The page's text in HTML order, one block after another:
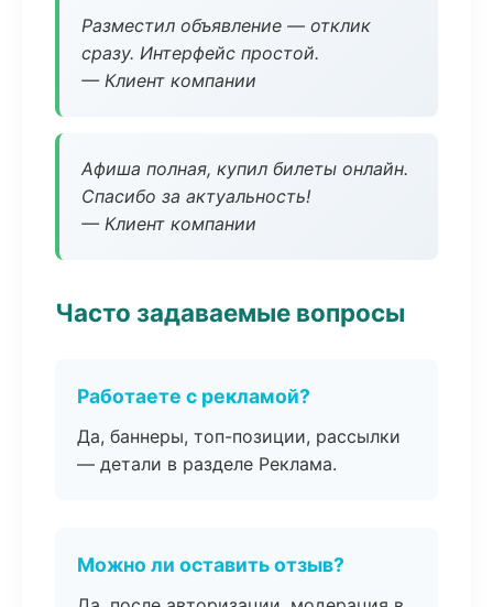
Разместил объявление — отклик
сразу. Интерфейс простой.
— Клиент компании
Афиша полная, купил билеты онлайн.
Спасибо за актуальность!
— Клиент компании
Часто задаваемые вопросы
Работаете с рекламой?
Да, баннеры, топ-позиции, рассылки
— детали в разделе Реклама.
Можно ли оставить отзыв?